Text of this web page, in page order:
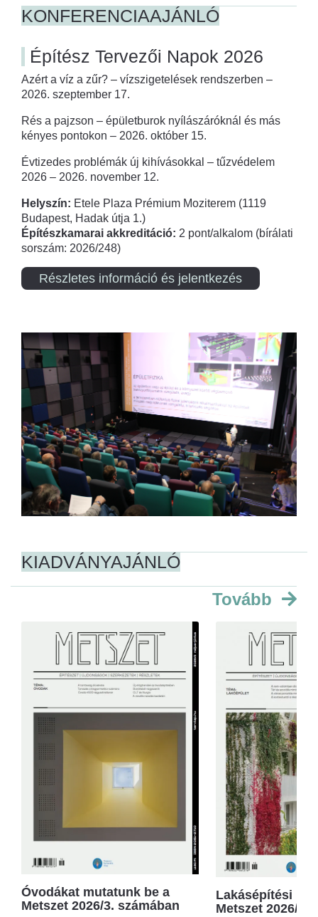
KONFERENCIAAJÁNLÓ
Építész Tervezői Napok 2026
Azért a víz a zűr? – vízszigetelések rendszerben –
2026. szeptember 17.
Rés a pajzson – épületburok nyílászáróknál és más
kényes pontokon – 2026. október 15.
Évtizedes problémák új kihívásokkal – tűzvédelem
2026 – 2026. november 12.
Helyszín: Etele Plaza Prémium Moziterem (1119
Budapest, Hadak útja 1.)
Építészkamarai akkreditáció: 2 pont/alkalom (bírálati
sorszám: 2026/248)
Részletes információ és jelentkezés
KIADVÁNYAJÁNLÓ
Tovább
Óvodákat mutatunk be a
Metszet 2026/3. számában
Lakásépítési
Metszet 2026/2.